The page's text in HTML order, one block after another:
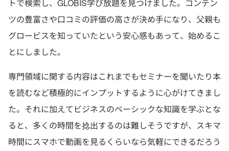
トで検索し、GLOBIS学び放題を見つけました。コンテン
ツの豊富さや口コミの評価の高さが決め手になり、父親も
グロービスを知っていたという安心感もあって、始めるこ
とにしました。
専門領域に関する内容はこれまでもセミナーを聞いたり本
を読むなど積極的にインプットするように心がけてきまし
た。それに加えてビジネスのベーシックな知識を学ぶとな
ると、多くの時間を捻出するのは難しそうですが、スキマ
時間にスマホで動画を見るくらいなら気軽にできるだろう